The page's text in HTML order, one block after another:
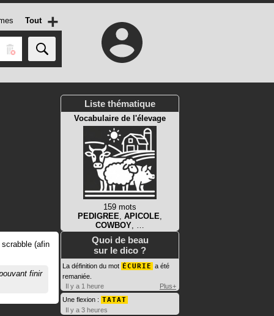
Tout +
(afin
finir
Liste thématique
Vocabulaire de l'élevage
159 mots
PEDIGREE, APICOLE,
COWBOY, …
Quoi de beau
sur le dico ?
La définition du mot ÉCURIE a été
remaniée.
Il y a 1 heure
Plus+
Une flexion : TATAT
Il y a 3 heures